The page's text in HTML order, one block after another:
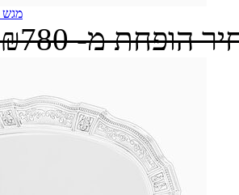
מגש
הופחת מ-₪780